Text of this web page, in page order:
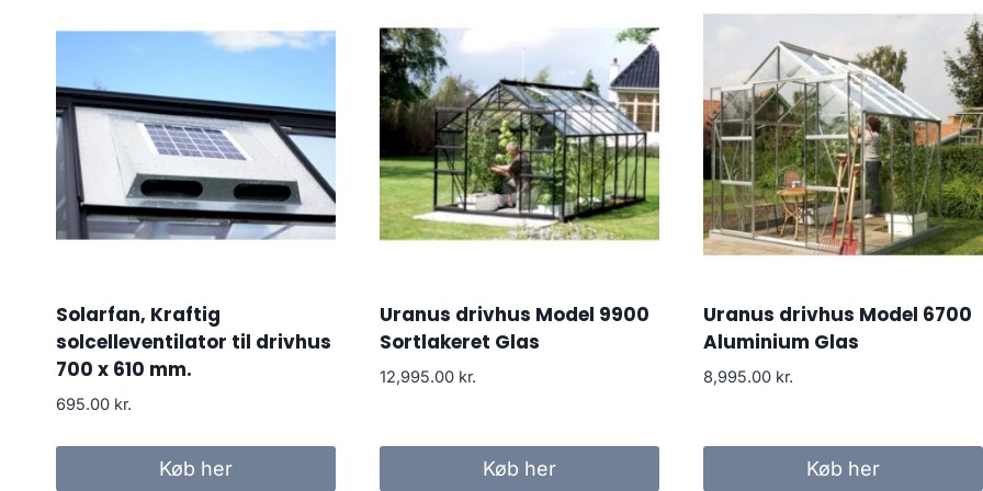
Solarfan, Kraftig
solcelleventilator til drivhus
700 x 610 mm.
695.00 kr.
Køb her
Uranus drivhus Model 9900
Sortlakeret Glas
12,995.00 kr.
Køb her
Uranus drivhus Model 6700
Aluminium Glas
8,995.00 kr.
Køb her